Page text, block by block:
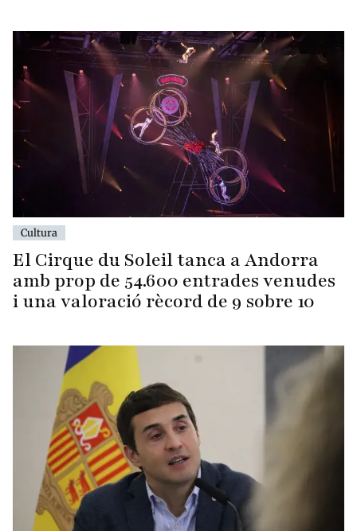
Cultura
El Cirque du Soleil tanca a Andorra
amb prop de 54.600 entrades venudes
i una valoració rècord de 9 sobre 10